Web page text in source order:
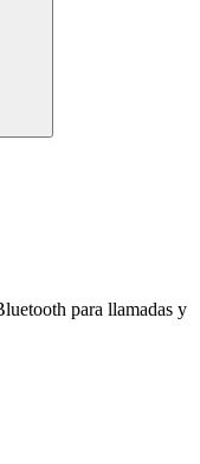
para llamadas y